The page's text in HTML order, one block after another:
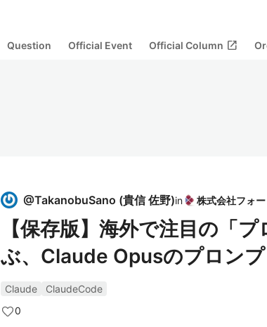
Question Official Event Official Column open_in_new
@TakanobuSano (貴信 佐野)in
【保存版】海外で注目の「
ぶ、Claude Opusのプロン
Claude
ClaudeCode
0